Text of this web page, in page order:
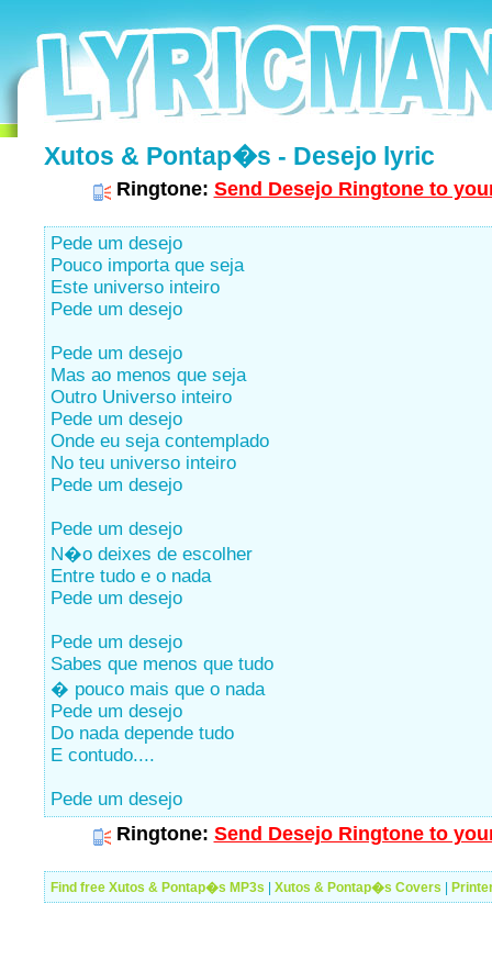
Xutos & Pontap�s - Desejo lyric
Ringtone: Send Desejo Ringtone to
Pede um desejo
Pouco importa que seja
Este universo inteiro
Pede um desejo
Pede um desejo
Mas ao menos que seja
Outro Universo inteiro
Pede um desejo
Onde eu seja contemplado
No teu universo inteiro
Pede um desejo
Pede um desejo
N�o deixes de escolher
Entre tudo e o nada
Pede um desejo
Pede um desejo
Sabes que menos que tudo
� pouco mais que o nada
Pede um desejo
Do nada depende tudo
E contudo....
Pede um desejo
Ringtone: Send Desejo Ringtone to
Find free Xutos & Pontap�s MP3s Xutos & Pontap�s Covers